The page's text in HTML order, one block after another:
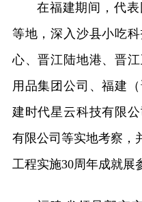
在福建期间，代
等地，深入沙县小吃
心、晋江陆地港、晋
用品集团公司、福建
建时代星云科技有限
有限公司等实地考察，
工程实施30周年成就展